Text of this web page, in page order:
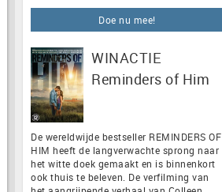
Doe nu mee!
WINACTIE
Reminders of Him
De wereldwijde bestseller REMINDERS OF
HIM heeft de langverwachte sprong naar
het witte doek gemaakt en is binnenkort
ook thuis te beleven. De verfilming van